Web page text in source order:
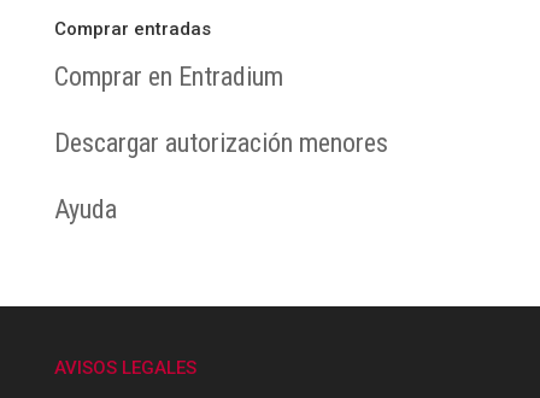
Comprar entradas
Comprar en Entradium
Descargar autorización menores
Ayuda
AVISOS LEGALES